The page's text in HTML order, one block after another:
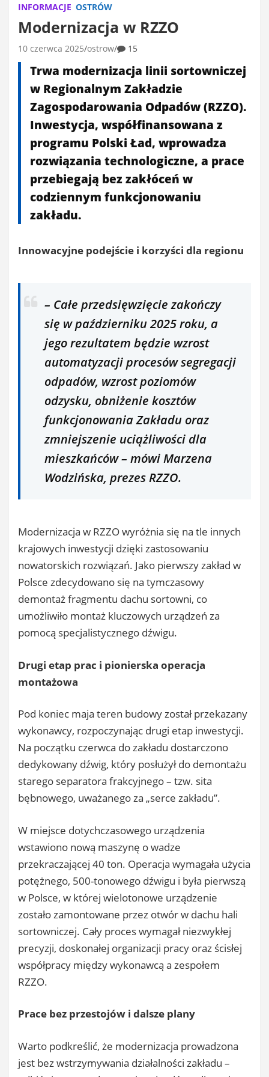
INFORMACJE OSTRÓW
Modernizacja w RZZO
10 czerwca 2025 ostrow 15
Trwa modernizacja linii sortowniczej
w Regionalnym Zakładzie
Zagospodarowania Odpadów (RZZO).
Inwestycja, współfinansowana z
programu Polski Ład, wprowadza
rozwiązania technologiczne, a prace
przebiegają bez zakłóceń w
codziennym funkcjonowaniu
zakładu.
Innowacyjne podejście i korzyści dla regionu
– Całe przedsięwzięcie zakończy
się w październiku 2025 roku, a
jego rezultatem będzie wzrost
automatyzacji procesów segregacji
odpadów, wzrost poziomów
odzysku, obniżenie kosztów
funkcjonowania Zakładu oraz
zmniejszenie uciążliwości dla
mieszkańców – mówi Marzena
Wodzińska, prezes RZZO.
Modernizacja w RZZO wyróżnia się na tle innych
krajowych inwestycji dzięki zastosowaniu
nowatorskich rozwiązań. Jako pierwszy zakład w
Polsce zdecydowano się na tymczasowy
demontaż fragmentu dachu sortowni, co
umożliwiło montaż kluczowych urządzeń za
pomocą specjalistycznego dźwigu.
Drugi etap prac i pionierska operacja
montażowa
Pod koniec maja teren budowy został przekazany
wykonawcy, rozpoczynając drugi etap inwestycji.
Na początku czerwca do zakładu dostarczono
dedykowany dźwig, który posłużył do demontażu
starego separatora frakcyjnego – tzw. sita
bębnowego, uważanego za „serce zakładu”.
W miejsce dotychczasowego urządzenia
wstawiono nową maszynę o wadze
przekraczającej 40 ton. Operacja wymagała użycia
potężnego, 500-tonowego dźwigu i była pierwszą
w Polsce, w której wielotonowe urządzenie
zostało zamontowane przez otwór w dachu hali
sortowniczej. Cały proces wymagał niezwykłej
precyzji, doskonałej organizacji pracy oraz ścisłej
współpracy między wykonawcą a zespołem
RZZO.
Prace bez przestojów i dalsze plany
Warto podkreślić, że modernizacja prowadzona
jest bez wstrzymywania działalności zakładu –